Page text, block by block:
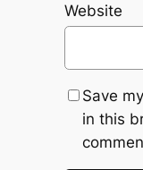
Website
Save
in this